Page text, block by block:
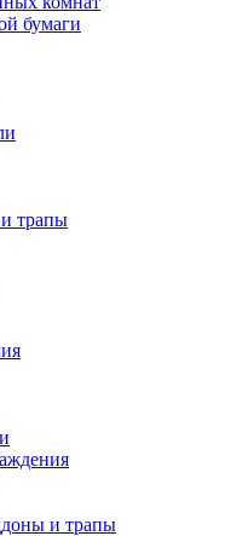
бумаги
трапы
и трапы